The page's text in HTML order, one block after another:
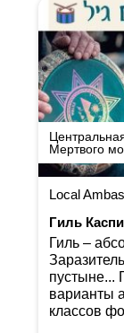
Мертвого
Local
Гиль
Гиль ‒
пустыне...
варианты
классов